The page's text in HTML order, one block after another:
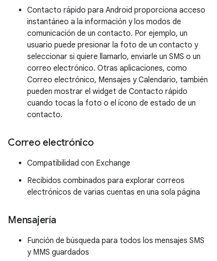
Contacto rápido para Android proporciona acceso
instantáneo a la información y los modos de
comunicación de un contacto. Por ejemplo, un
usuario puede presionar la foto de un contacto y
seleccionar si quiere llamarlo, enviarle un SMS o un
correo electrónico. Otras aplicaciones, como
Correo electrónico, Mensajes y Calendario, también
pueden mostrar el widget de Contacto rápido
cuando tocas la foto o el ícono de estado de un
contacto.
Correo electrónico
Compatibilidad con Exchange
Recibidos combinados para explorar correos
electrónicos de varias cuentas en una sola página
Mensajería
Función de búsqueda para todos los mensajes SMS
y MMS guardados